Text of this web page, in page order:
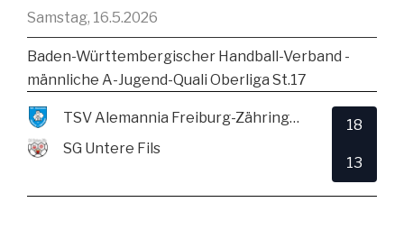
Samstag, 16.5.2026
Baden-Württembergischer Handball-Verband -
männliche A-Jugend-Quali Oberliga St.17
TSV Alemannia Freiburg-Zähringen
SG Untere Fils
18
13